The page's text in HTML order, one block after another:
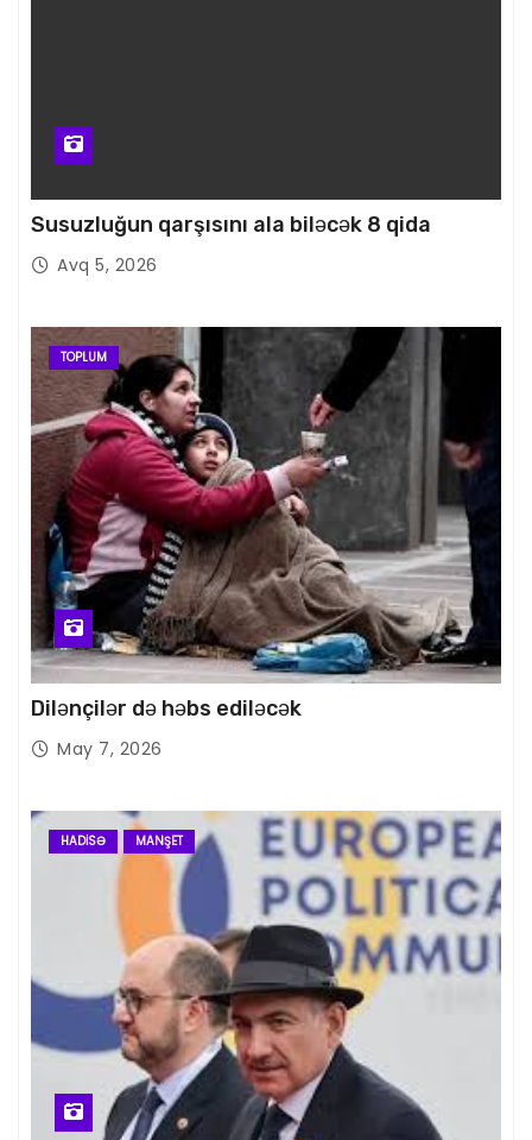
Susuzluğun qarşısını ala biləcək 8 qida
Avq 5, 2026
TOPLUM
Dilənçilər də həbs ediləcək
May 7, 2026
HADISƏ MANŞET